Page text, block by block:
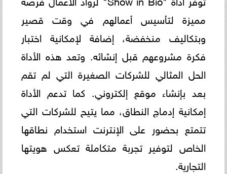
مميزة لتأسيس أعمالهم في وقت قصير
وبتكاليف منخفضة، إضافة لإمكانية اختبار
فكرة مشروعهم قبل إنشائه. وتعد هذه الأداة
الحل المثالي للشركات الصغيرة التي لم تقم
بعد بإنشاء موقع إلكتروني. كما تدعم الأداة
إمكانية إدماج النطاق، مما يتيح للشركات التي
تتمتع بحضور على الإنترنت استخدام نطاقها
الخاص لتوفير تجربة متكاملة تعكس هويتها
التجارية.